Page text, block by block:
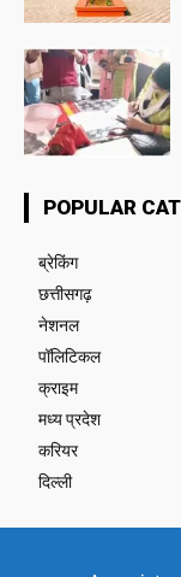
POPULAR
ब्रेकिंग
छत्तीसगढ़
नेशनल
पॉलिटिकल
क्राइम
मध्य प्रदेश
करियर
दिल्ली